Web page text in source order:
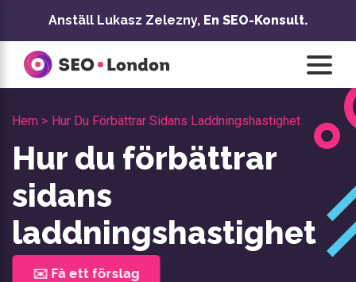
innehåll
Anställ Lukasz Zelezny, En SEO-Konsult.
Hem > Hur Du Förbättrar Sidans Laddningshastighet
Hur du förbättrar
sidans
laddningshastighet
✉️ Få ett förslag